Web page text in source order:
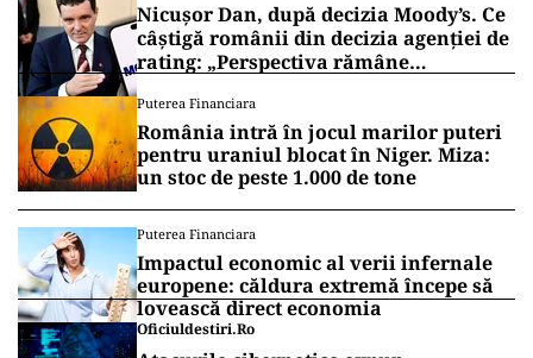
Nicușor Dan, după decizia Moody’s. Ce
câștigă românii din decizia agenției de
rating: „Perspectiva rămâne
Puterea Financiara
România intră în jocul marilor puteri
pentru uraniul blocat în Niger. Miza:
un stoc de peste 1.000 de tone
Puterea Financiara
Impactul economic al verii infernale
europene: căldura extremă începe să
lovească direct economia
Oficiuldestiri.ro